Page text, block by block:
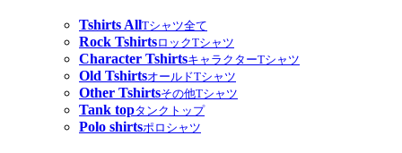
Tshirts AllTシャツ全て
Rock TshirtsロックTシャツ
Character TshirtsキャラクターTシャツ
Old TshirtsオールドTシャツ
Other Tshirtsその他Tシャツ
Tank topタンクトップ
Polo shirtsポロシャツ